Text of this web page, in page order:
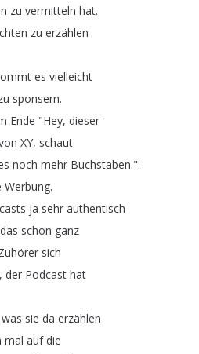
zu vermitteln hat.
zu erzählen
es vielleicht
sponsern.
Ende "Hey, dieser
XY, schaut
noch mehr Buchstaben.".
Werbung.
ja sehr authentisch
das schon ganz
sich
, der Podcast hat
was sie da erzählen
mal auf die